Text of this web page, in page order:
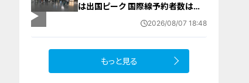
は出国ピーク 国際線予約者数は去
年の8割程度に 日中関係悪化など
2026/08/07 18:48
もっと見る